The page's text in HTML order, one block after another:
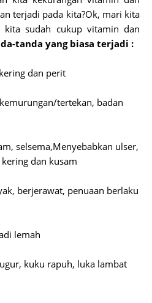
terjadi pada kita?Ok, mari kita
kita sudah cukup vitamin dan
tanda yang biasa terjadi :
dan perit
tertekan, badan
selsema,Menyebabkan ulser,
dan kusam
berjerawat, penuaan berlaku
lemah
kuku rapuh, luka lambat